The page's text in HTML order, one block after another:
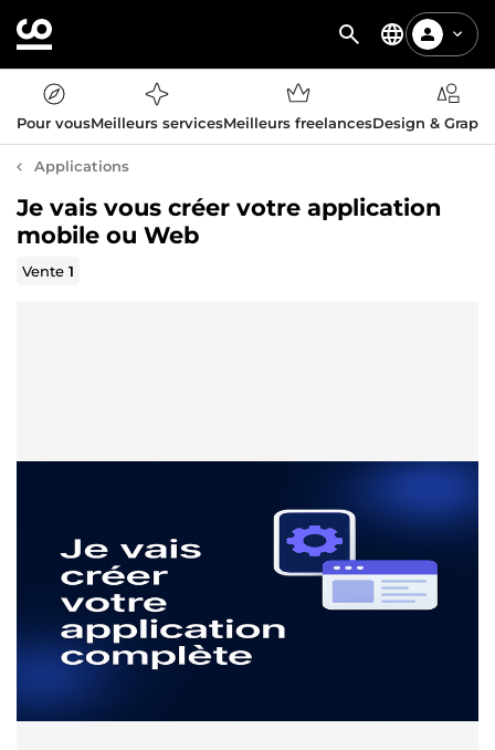
Pour vousMeilleurs servicesMeilleurs freelancesDesign &
Applications
Je vais vous créer votre application
mobile ou Web
Vente1